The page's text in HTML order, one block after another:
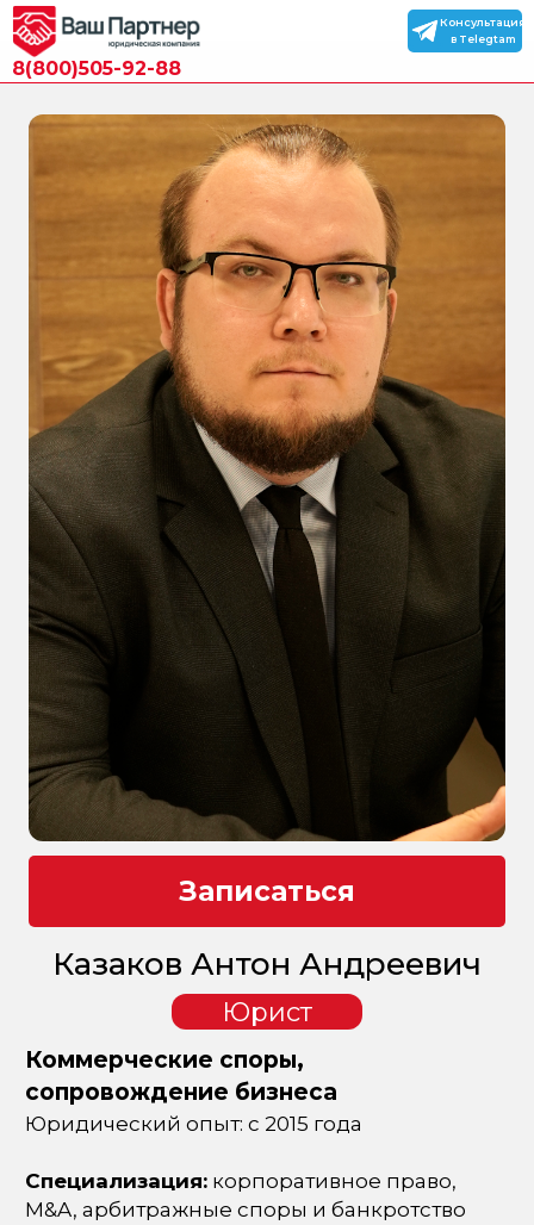
Консультация
в Telegtam
8(800)505-92-88
Записаться
Казаков Антон Андреевич
Коммерческие споры,
сопровождение бизнеса
Юридический опыт: с 2015 года
Специализация: корпоративное право,
M&A, арбитражные споры и банкротство
Юрист